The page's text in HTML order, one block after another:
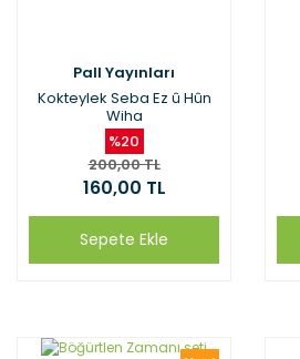
Pall Yayınları
Kokteylek Seba Ez û Hûn
Wiha
%20
200,00 TL
160,00 TL
Sepete Ekle